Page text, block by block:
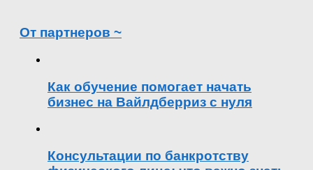
От партнеров ~
Как обучение помогает начать
бизнес на Вайлдберриз с нуля
Консультации по банкротству